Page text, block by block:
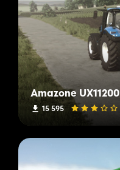
Amazone UX11200
15 595